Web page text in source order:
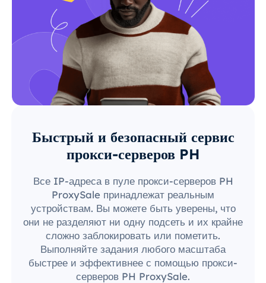
Быстрый и безопасный сервис
прокси-серверов PH
Все IP-адреса в пуле прокси-серверов PH
ProxySale принадлежат реальным
устройствам. Вы можете быть уверены, что
они не разделяют ни одну подсеть и их крайне
сложно заблокировать или пометить.
Выполняйте задания любого масштаба
быстрее и эффективнее с помощью прокси-
серверов PH ProxySale.